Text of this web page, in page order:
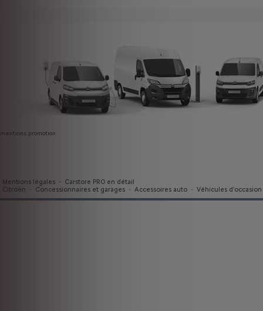
mentions promotion
Mentions légales -
Carstore PRO en détail
Citroën
- Concessionnaires et garages - Accessoires auto - Véhicules d'occasion